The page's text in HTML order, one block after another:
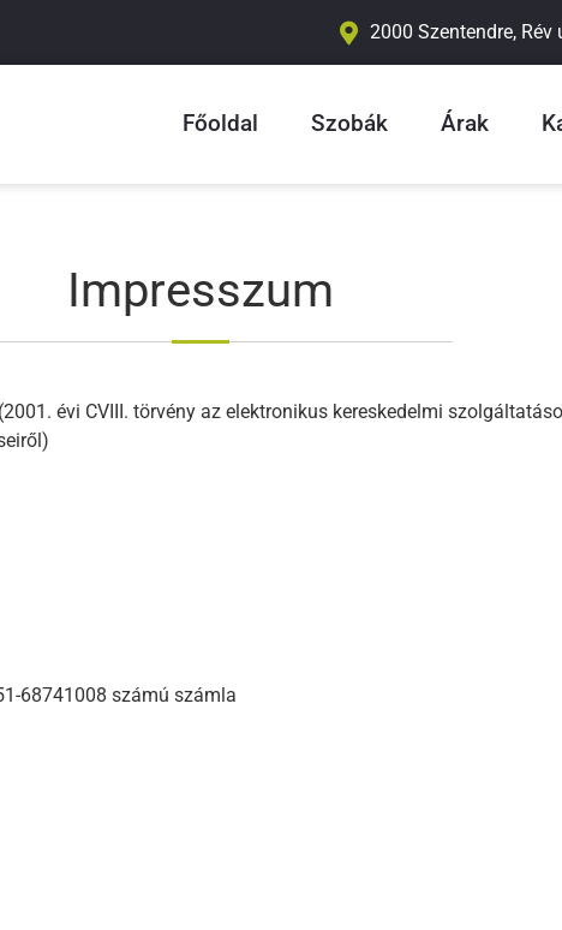
2000 Szentendre, Rév
Főoldal Szobák Árak
Impresszum
évi CVIII. törvény az elektronikus kereskedelmi
68741008 számú számla